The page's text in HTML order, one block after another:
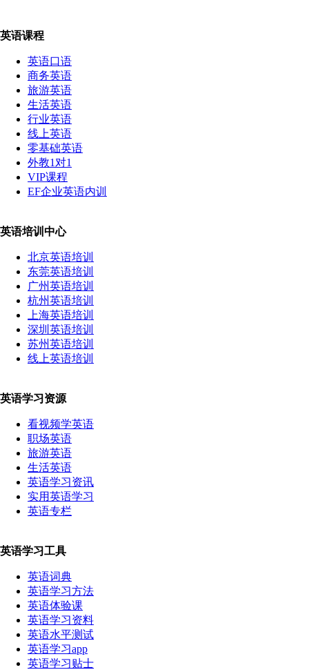
英语课程
英语口语
商务英语
旅游英语
生活英语
行业英语
线上英语
零基础英语
外教1对1
VIP课程
EF企业英语内训
英语培训中心
北京英语培训
东莞英语培训
广州英语培训
杭州英语培训
上海英语培训
深圳英语培训
苏州英语培训
线上英语培训
英语学习资源
看视频学英语
职场英语
旅游英语
生活英语
英语学习资讯
实用英语学习
英语专栏
英语学习工具
英语词典
英语学习方法
英语体验课
英语学习资料
英语水平测试
英语学习app
英语学习贴士